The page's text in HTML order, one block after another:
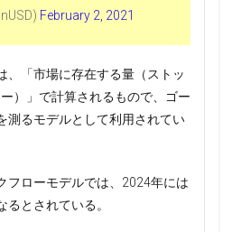
February 2, 2021
、「市場に存在する量（ストッ
）」で計算されるもので、ゴー
測るモデルとして利用されてい
フローモデルでは、2024年には
とされている。